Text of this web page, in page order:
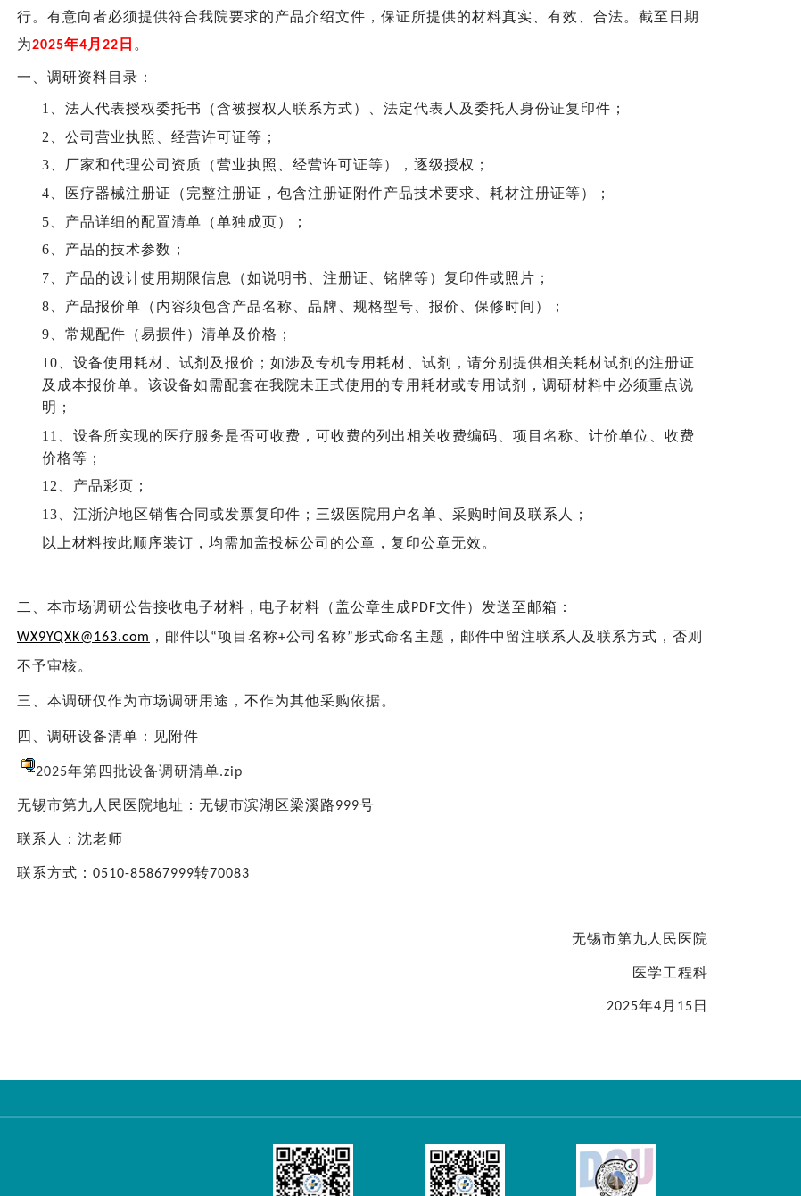
行。 有意向者必须提供符合我院要求的产品介绍文件，保证所提供的材料真实、有效、合法。截至日期
为2025年4 月 22 日 。
一、 调研资料目录：
1、 法人代表授权委托书（含被授权人联系方式）、法定代表人及委托人身份证复印件；
2、 公司营业执照、经营许可证等；
3、 厂家和代理公司资质（营业执照、经营许可证等），逐级授权；
4、
医疗器械注册证（完整注册证，包含注册证附件产品技术要求、耗材注册证等）；
5、 产品详细的配置清单（单独成页）；
6、 产品的技术参数；
7、 产品的设计使用期限信息
（如说明书、注册证、铭牌等）复印件或照片；
8、 产品报价单（内容须包含产品名称、品牌、规格型号、报价、保修时间）；
9、 常规配件（易损件）清单及价格；
10、 设备使用耗材、试剂及报价；如涉及专机专用耗材、试剂，请分别提供相关耗材试剂的注册证
及成本报价单。 该设备如需配套在我院未正式使用的专用耗材或专用试剂，调研材料中必须重点说
明；
11、 设备所实现的医疗服务是否可收费，可收费的列出相关收费编码、项目名称、计价单位、收费
价格等；
12、 产品彩页；
13、 江浙沪地区销售合同或发票复印件；三级医院用户名单、采购时间及联系人；
以上材料按此顺序装订，均需加盖投标公司的公章，复印公章无效 。
二、 本市场调研公告接收电子材料，电子材料 （盖公章生成PDF文件） 发送至邮箱：
WX9YQXK@163.com ，邮件以 “项目名称+公司名称”形式命名主题，邮件中留注联系人及联系方式，否则
不予审核。
三、 本调研仅作为市场调研用途，不作为其他采购依据。
四、 调研设备清单：见附件
2025年第四批设备调研清单.zip
无锡市第九人民医院地址：无锡市滨湖区梁溪路999号
联系人：沈老师
联系方式： 0510-85867999转70083
无锡市第九人民医院
医学工程科
2025年4 月 15 日